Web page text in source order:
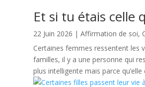
Et si tu étais celle
22 Juin 2026 |Affirmation de soi,
Certaines femmes ressentent les
familles, il y a une personne qui
plus intelligente mais parce qu’elle